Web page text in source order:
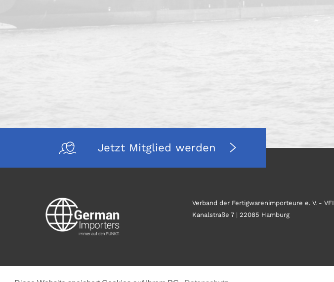
Jetzt Mitglied werden
Verband der Fertigwarenimporteure e. V. - VFI
Kanalstraße 7 | 22085 Hamburg